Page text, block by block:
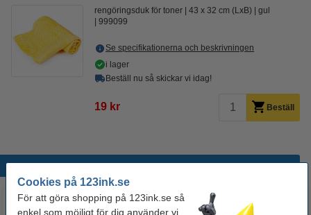
Cookies på 123ink.se
För att göra shopping på 123ink.se så
enkel som möjligt för dig använder vi
rengöringsduk för toner 43 x 32 cm (LxB)
gul
999099
Se specifikationerna och beskrivningen
i lager
Beställ nu så skickar vi idag!
19 kr Beställ
Populära produkter